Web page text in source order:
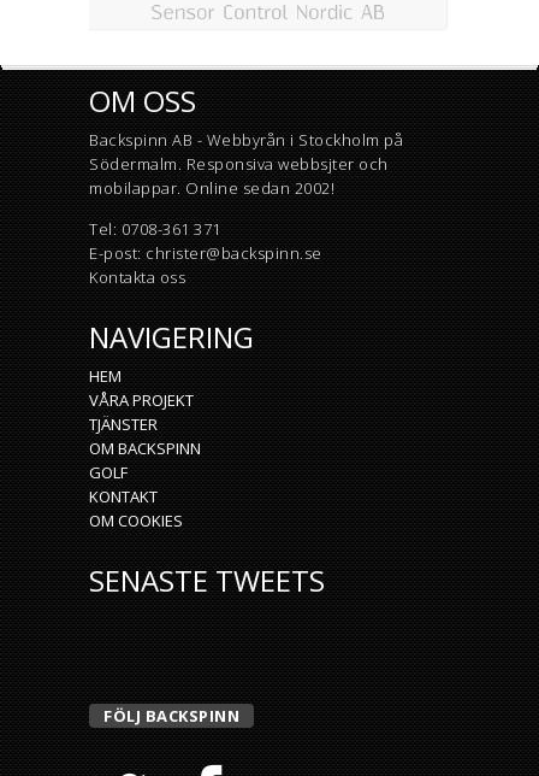
OM OSS
Backspinn AB - Webbyrån i Stockholm på
Södermalm. Responsiva webbsjter och
mobilappar. Online sedan 2002!
Tel:0708-361 371
E-post:christer@backspinn.se
Kontakta oss
NAVIGERING
HEM
VÅRA PROJEKT
TJÄNSTER
OM BACKSPINN
GOLF
KONTAKT
OM COOKIES
SENASTE TWEETS
FÖLJ BACKSPINN